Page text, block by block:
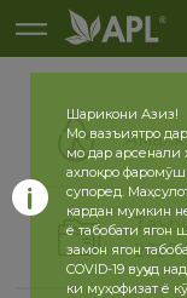
2026
Шарикони Азиз!
Мо вазъиятро
мо дар арсенали
ахлоқро
супоред.
кардан мумкин
ё табобати ягон
замон ягон
COVID-19 вуҷуд
ки муҳофизат ё